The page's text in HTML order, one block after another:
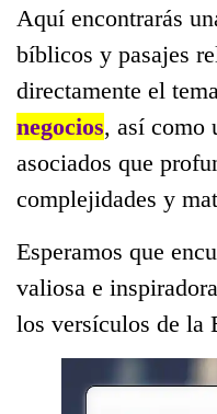
Aquí encontrarás
bíblicos y pasajes
directamente el
negocios, así como
asociados que
complejidades y
Esperamos que
valiosa e
los versículos de la